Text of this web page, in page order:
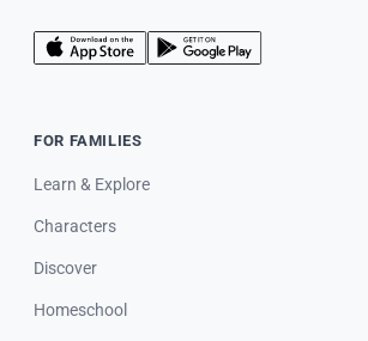
FOR FAMILIES
Learn & Explore
Characters
Discover
Homeschool